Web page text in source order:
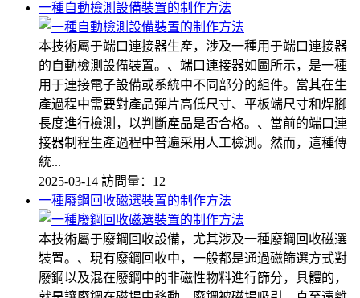
一種自動檢測設備裝置的制作方法
本技術屬于端口連接器生產，涉及一種用于端口連接器
的自動檢測設備裝置。、端口連接器如圖所示，是一種
用于連接電子設備或系統中不同部分的組件。當其在生
產過程中需要對產品彈片高低尺寸、平板端尺寸和焊腳
長度進行檢測，以判斷產品是否合格。、當前的端口連
接器制程生產過程中普遍采用人工檢測。然而，這種傳
統...
2025-03-14 訪問量：12
一種廢鋼回收磁選裝置的制作方法
本技術屬于廢鋼回收設備，尤其涉及一種廢鋼回收磁選
裝置。、現有廢鋼回收中，一般都是通過磁篩選方式對
廢鋼以及混在廢鋼中的非磁性物料進行篩分，具體的，